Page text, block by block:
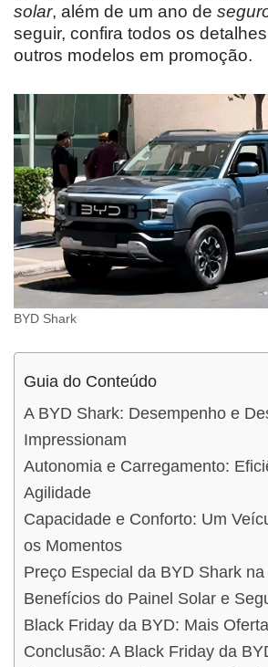
solar, além de um ano de
seguir, confira todos os
outros modelos em promoção.
BYD Shark
Guia do Conteúdo
A BYD Shark: Desempenho e
Impressionam
Autonomia e Carregamento:
Agilidade
Capacidade e Conforto: Um
os Momentos
Preço Especial da BYD Shark
Benefícios do Painel Solar e
Black Friday da BYD: Mais
Conclusão: A Black Friday da